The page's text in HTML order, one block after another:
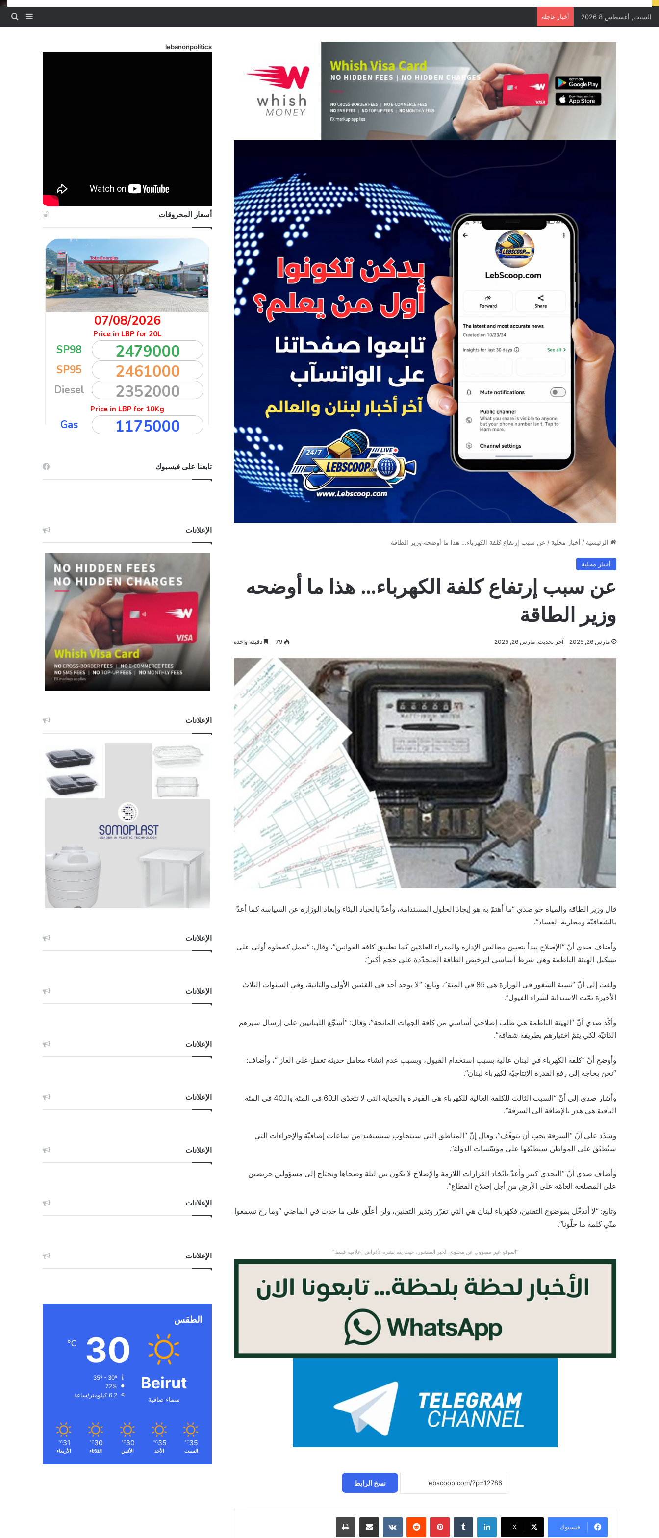
السبت, أغسطس 8 2026 أخبار عاجلة إضافة
الرئيسية / أخبار محلية / عن سبب إرتفاع كلفة الكهرباء… هذا ما أوضحه وزير الطاقة
أخبار محلية
عن سبب إرتفاع كلفة الكهرباء… هذا ما أوضحه
وزير الطاقة
مارس 26, 2025 آخر تحديث: مارس 26, 2025 79 دقيقة واحدة
قال وزير الطاقة والمياه جو صدي “ما أهتمّ به هو إيجاد الحلول المستدامة، وأعدّ بالحياد البنّاء وإبعاد الوزارة عن السياسة كما أعدّ
بالشفافيّة ومحاربة الفساد”.
وأضاف صدي أنّ “الإصلاح يبدأ بتعيين مجالس الإدارة والمدراء العامّين كما تطبيق كافة القوانين”، وقال: “نعمل كخطوة أولى على
تشكيل الهيئة الناظمة وهي شرط أساسي لترخيص الطاقة المتجدّدة على حجم أكبر”.
ولفت إلى أنّ “نسبة الشغور في الوزارة هي 85 في المئة”، وتابع: “لا يوجد أحد في الفئتين الأولى والثانية، وفي السنوات الثلاث
الأخيرة تمّت الاستدانة لشراء الفيول”.
وأكّد صدي أنّ “الهيئة الناظمة هي طلب إصلاحي أساسي من كافة الجهات المانحة”، وقال: “أشجّع اللبنانيين على إرسال سيرهم
الذاتيّة لكي يتمّ اختيارهم بطريقة شفافة”.
وأوضح أنّ “كلفة الكهرباء في لبنان عالية بسبب إستخدام الفيول، وبسبب عدم إنشاء معامل حديثة تعمل على الغاز “، وأضاف:
“نحن بحاجة إلى رفع القدرة الإنتاجيّة لكهرباء لبنان”.
وأشار صدي إلى أنّ “السبب الثالث للكلفة العالية للكهرباء هي الفوترة والجباية التي لا تتعدّى الـ60 في المئة والـ40 في المئة
الباقية هي هدر بالإضافة الى السرقة”.
وشدّد على أنّ “السرقة يجب أن تتوقّف”، وقال إنّ “المناطق التي ستتجاوب ستستفيد من ساعات إضافيّة والإجراءات التي
ستُطبّق على المواطن سنطبّقها على مؤسّسات الدولة”.
وأضاف صدي أنّ “التحدي كبير وأعدّ باتّخاذ القرارات اللازمة والإصلاح لا يكون بين ليلة وضحاها ونحتاج إلى مسؤولين حريصين
على المصلحة العامّة على الأرض من أجل إصلاح القطاع”.
وتابع: “لا أتدخّل بموضوع التقنين، فكهرباء لبنان هي التي تقرّر وتدير التقنين، ولن أعلّق على ما حدث في الماضي “وما رح تسمعوا
منّي كلمة ما خلّونا”.
“الموقع غير مسؤول عن محتوى الخبر المنشور، حيث يتم نشره لأغراض إعلامية فقط.”
نسخ الرابط
فيسبوك X
لينكدإن بينتيريست مشاركة عبر البريد طباعة
lebanonpolitics
أسعار المحروقات
تابعنا على فيسبوك
الإعلانات
الإعلانات
الإعلانات
الإعلانات
الإعلانات
الإعلانات
الإعلانات
الإعلانات
الإعلانات
الطقس
Beirut
سماء صافية
30
℃
72%
6.2 كيلومتر/ساعة
35
℃
السبت
35
℃
الأحد
30
℃
الأثنين
30
℃
الثلاثاء
31
℃
الأربعاء